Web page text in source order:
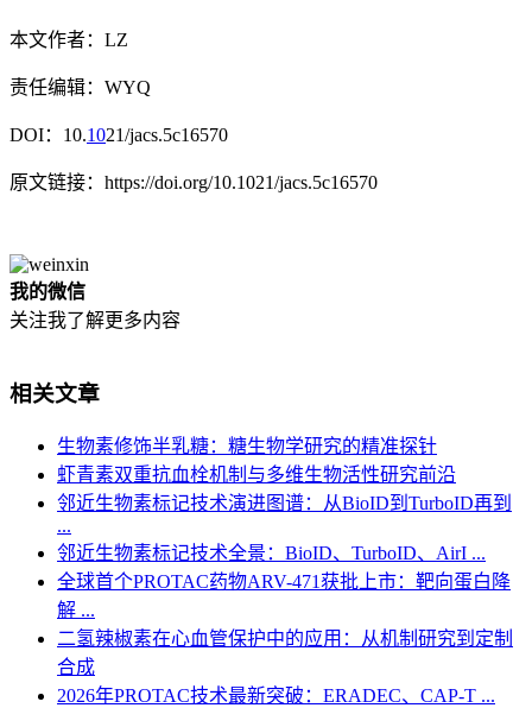
本文作者：LZ
责任编辑：WYQ
DOI：10.1021/jacs.5c16570
原文链接：https://doi.org/10.1021/jacs.5c16570
我的微信
关注我了解更多内容
相关文章
生物素修饰半乳糖：糖生物学研究的精准探针
虾青素双重抗血栓机制与多维生物活性研究前沿
邻近生物素标记技术演进图谱：从BioID到TurboID再到
...
邻近生物素标记技术全景：BioID、TurboID、AirI ...
全球首个PROTAC药物ARV-471获批上市：靶向蛋白降
解 ...
二氢辣椒素在心血管保护中的应用：从机制研究到定制
合成
2026年PROTAC技术最新突破：ERADEC、CAP-T ...